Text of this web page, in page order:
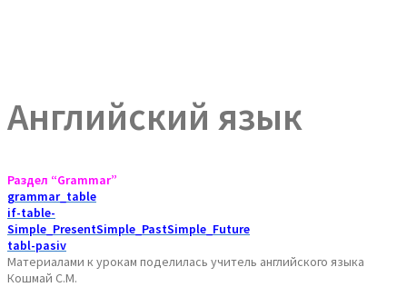
Английский язык
Раздел “Grammar”
grammar_table
if-table-
Simple_PresentSimple_PastSimple_Future
tabl-pasiv
Материалами к урокам поделилась учитель английского языка
Кошмай С.М.